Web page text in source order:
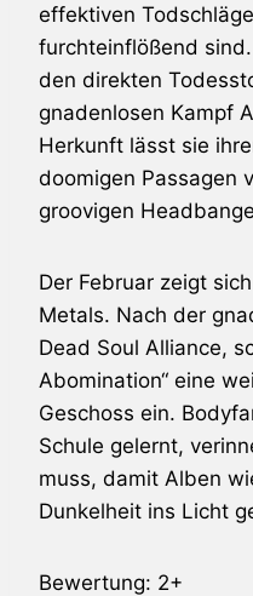
effektiven
furchteinflößend
den direkten
gnadenlosen Kampf
Herkunft lässt sie
doomigen Passagen
groovigen
Der Februar zeigt
Metals. Nach der
Dead Soul Alliance,
Abomination“ eine
Geschoss ein.
Schule gelernt,
muss, damit Alben
Dunkelheit ins Licht
Bewertung: 2+